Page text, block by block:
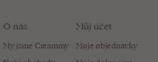
O nás
My jsme Creammy
Můj účet
Moje objednávky